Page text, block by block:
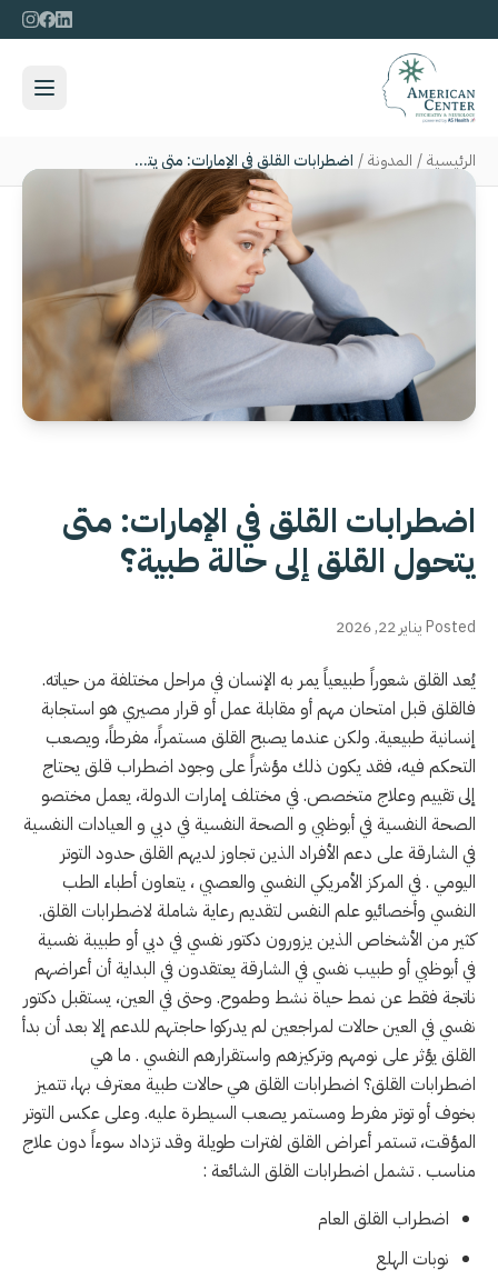
الرئيسية/ المدونة/ اضطرابات القلق في الإمارات: متى يتحول القلق إلى حالة طبية؟
اضطرابات القلق في الإمارات: متى
يتحول القلق إلى حالة طبية؟
Posted يناير 22, 2026
يُعد القلق شعوراً طبيعياً يمر به الإنسان في مراحل مختلفة من حياته.
فالقلق قبل امتحان مهم أو مقابلة عمل أو قرار مصيري هو استجابة
إنسانية طبيعية. ولكن عندما يصبح القلق مستمراً، مفرطاً، ويصعب
التحكم فيه، فقد يكون ذلك مؤشراً على وجود اضطراب قلق يحتاج
إلى تقييم وعلاج متخصص. في مختلف إمارات الدولة، يعمل مختصو
الصحة النفسية في أبوظبي و الصحة النفسية في دبي و العيادات النفسية
في الشارقة على دعم الأفراد الذين تجاوز لديهم القلق حدود التوتر
اليومي . في المركز الأمريكي النفسي والعصبي ، يتعاون أطباء الطب
النفسي وأخصائيو علم النفس لتقديم رعاية شاملة لاضطرابات القلق.
كثير من الأشخاص الذين يزورون دكتور نفسي في دبي أو طبيبة نفسية
في أبوظبي أو طبيب نفسي في الشارقة يعتقدون في البداية أن أعراضهم
ناتجة فقط عن نمط حياة نشط وطموح. وحتى في العين، يستقبل دكتور
نفسي في العين حالات لمراجعين لم يدركوا حاجتهم للدعم إلا بعد أن بدأ
القلق يؤثر على نومهم وتركيزهم واستقرارهم النفسي . ما هي
اضطرابات القلق؟ اضطرابات القلق هي حالات طبية معترف بها، تتميز
بخوف أو توتر مفرط ومستمر يصعب السيطرة عليه. وعلى عكس التوتر
المؤقت، تستمر أعراض القلق لفترات طويلة وقد تزداد سوءاً دون علاج
مناسب . تشمل اضطرابات القلق الشائعة :
اضطراب القلق العام
نوبات الهلع